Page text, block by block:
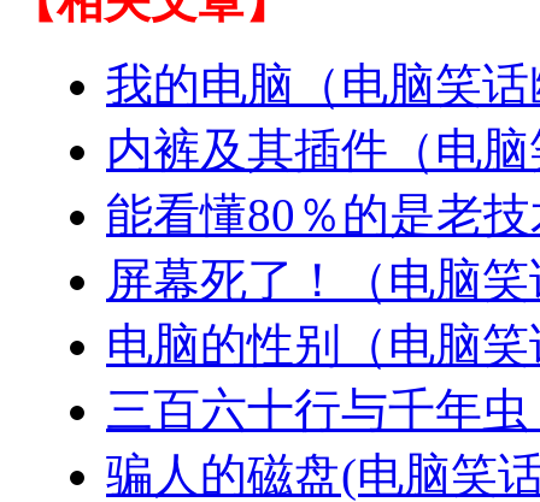
我的电脑（电脑笑
内裤及其插件（电
能看懂80％的是老
屏幕死了！（电脑
电脑的性别（电脑
三百六十行与千年
骗人的磁盘(电脑笑